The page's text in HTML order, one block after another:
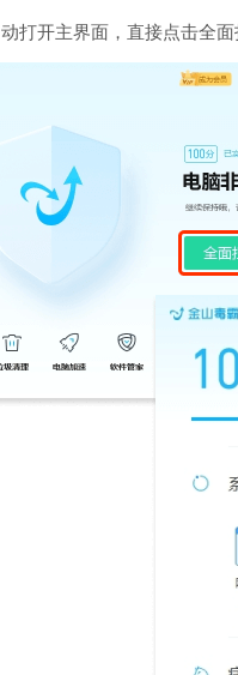
打开主界面，直接点击全